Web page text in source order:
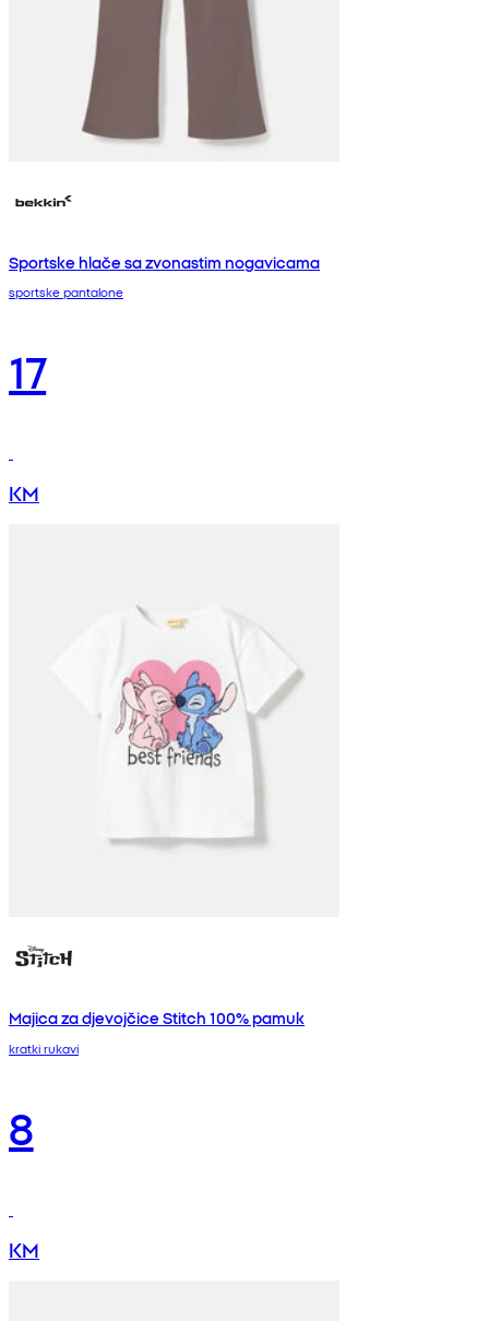
Sportske hlače sa zvonastim nogavicama
sportske pantalone
17
KM
Majica za djevojčice Stitch 100% pamuk
kratki rukavi
8
KM